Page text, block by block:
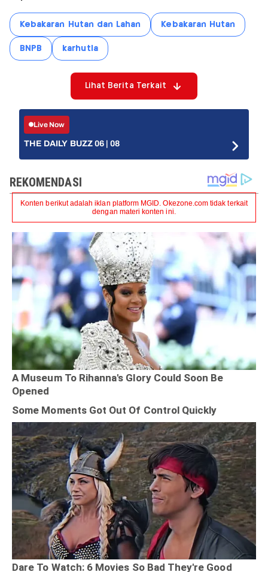
Kebakaran Hutan dan Lahan Kebakaran Hutan
BNPB karhutla
Lihat Berita Terkait
Live Now
THE DAILY BUZZ 06 | 08